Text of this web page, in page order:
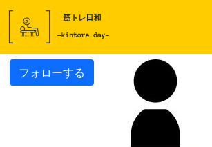
フォローする